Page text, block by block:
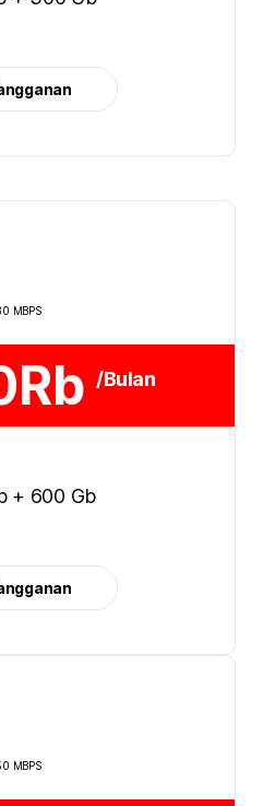
MBPS
/Bulan
+ 600 Gb
MBPS